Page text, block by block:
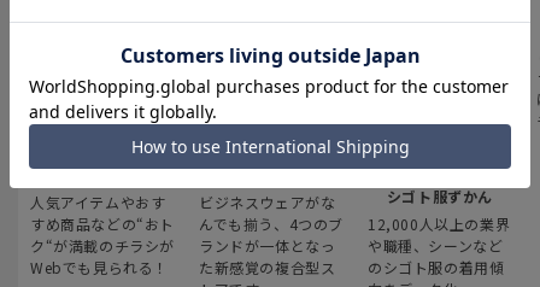
最新のお買い得情報
人気アイテムやおす
すめ商品などの“おト
ク“が満載のチラシが
Webでも見られる！
スーツスクエア
ビジネスウェアがな
んでも揃う、4つのブ
ランドが一体となっ
た新感覚の複合型ス
みんなの
シゴト服ずかん
12,000人以上の業界
や職種、シーンなど
のシゴト服の着用傾